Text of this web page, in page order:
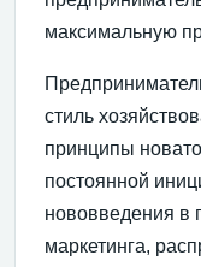
максимальную
стиль
принципы
постоянной
нововведения в
маркетинга,